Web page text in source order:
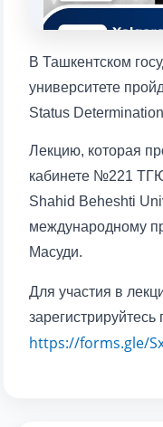
Ваш номер
Почта
В Ташкентском
университете
Status
Лекцию, которая
кабинете №221
Shahid Beheshti
международному
Масуди.
Для участия в
зарегистрируйтесь
https://forms.gle/